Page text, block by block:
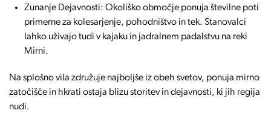
Zunanje Dejavnosti: Okoliško območje ponuja številne poti
primerne za kolesarjenje, pohodništvo in tek. Stanovalci
lahko uživajo tudi v kajaku in jadralnem padalstvu na reki
Mirni.
Na splošno vila združuje najboljše iz obeh svetov, ponuja mirno
zatočišče in hkrati ostaja blizu storitev in dejavnosti, ki jih regija
nudi.